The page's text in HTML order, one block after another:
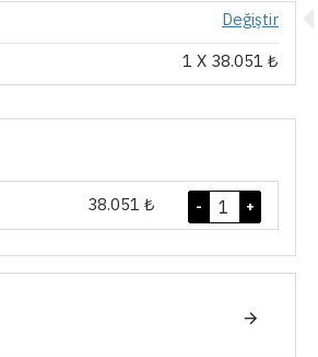
Değiştir
1 X 38.051 ₺
38.051 ₺ +
-